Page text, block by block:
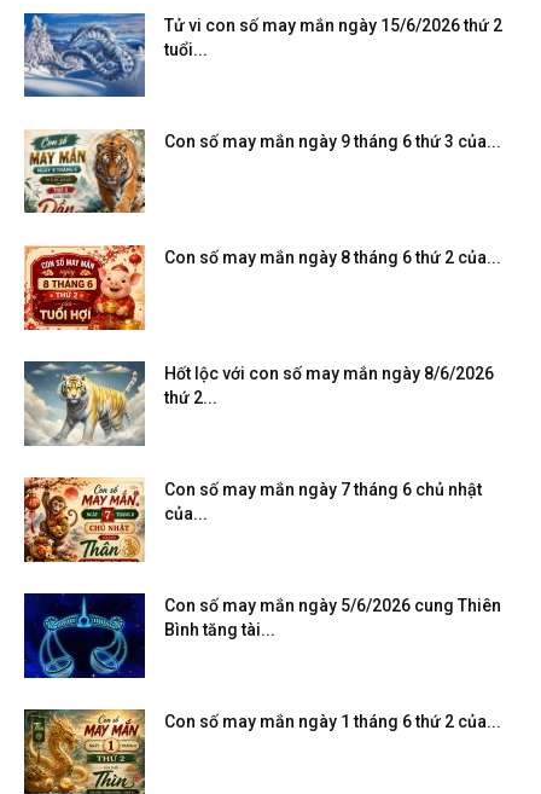
Tử vi con số may mắn ngày 15/6/2026 thứ 2
tuổi...
Con số may mắn ngày 9 tháng 6 thứ 3 của...
Con số may mắn ngày 8 tháng 6 thứ 2 của...
Hốt lộc với con số may mắn ngày 8/6/2026
thứ 2...
Con số may mắn ngày 7 tháng 6 chủ nhật
của...
Con số may mắn ngày 5/6/2026 cung Thiên
Bình tăng tài...
Con số may mắn ngày 1 tháng 6 thứ 2 của...